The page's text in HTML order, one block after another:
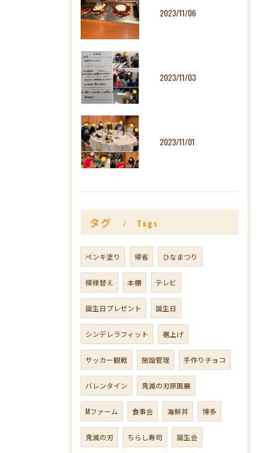
2023/11/06
2023/11/03
2023/11/01
タグ Tags
ペンキ塗り 帰省 ひなまつり
模様替え 本棚 テレビ
誕生日プレゼント 誕生日
シンデレラフィット 裾上げ
サッカー観戦 施設管理 手作りチョコ
バレンタイン 鬼滅の刃原画展
Mファーム 食事会 海鮮丼 博多
鬼滅の刃 ちらし寿司 誕生会